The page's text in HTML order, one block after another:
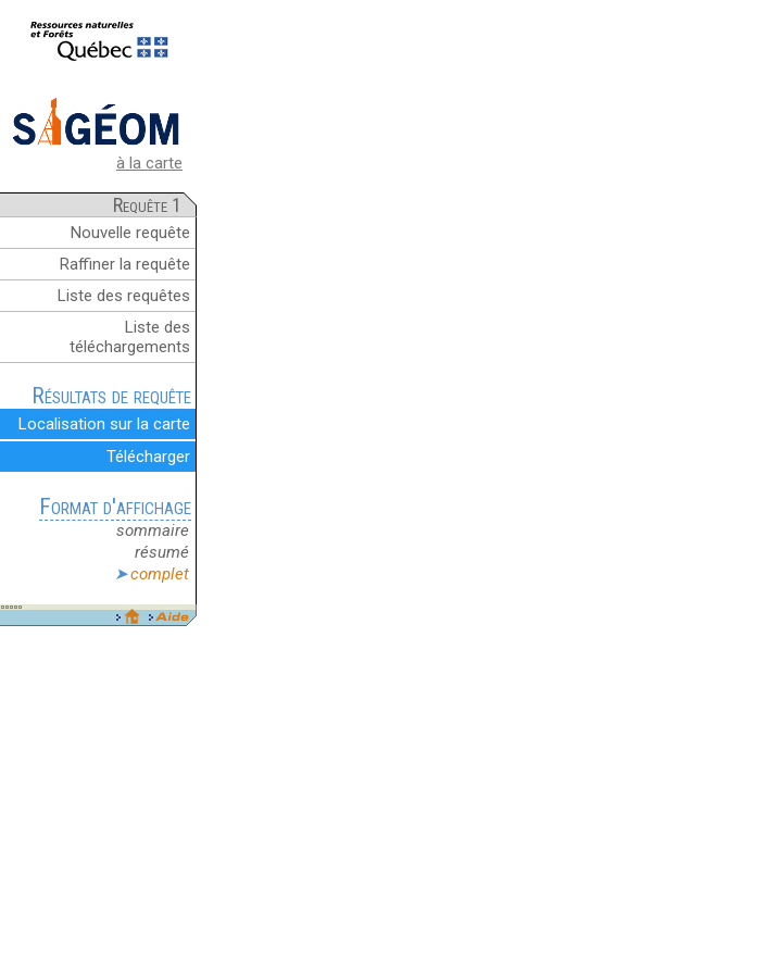
à la carte
Requête 1
Nouvelle requête
Raffiner la requête
Liste des requêtes
Liste des
téléchargements
Résultats de requête
Localisation sur la carte
Télécharger
Format d'affichage
sommaire
résumé
complet